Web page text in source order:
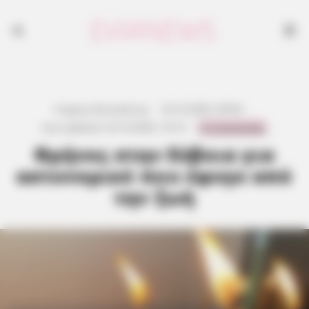
Θρήνος στην Εύβοια για
αστυνομικό που έφυγε από
την ζωή